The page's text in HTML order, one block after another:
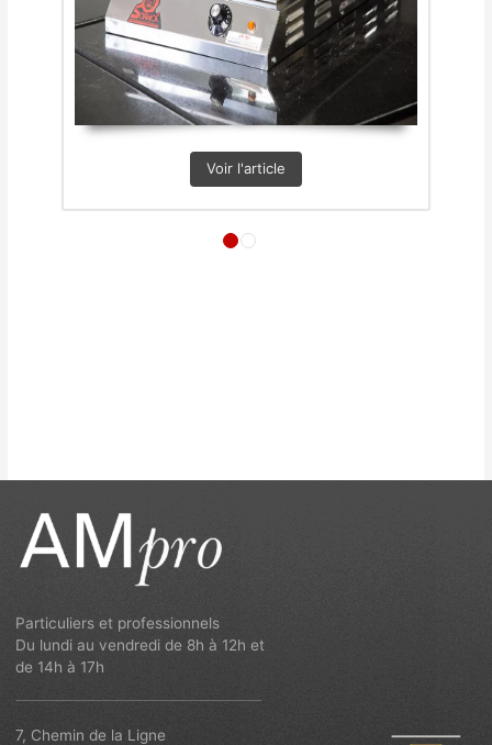
Voir l'article
Particuliers et professionnels
Du lundi au vendredi de 8h à 12h et
de 14h à 17h
7, Chemin de la Ligne